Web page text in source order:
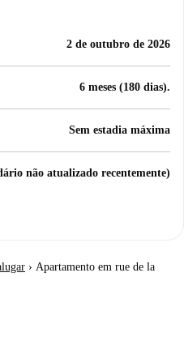
2 de outubro de 2026
6 meses (180 dias).
Sem estadia máxima
não atualizado recentemente)
› Apartamento em rue de la